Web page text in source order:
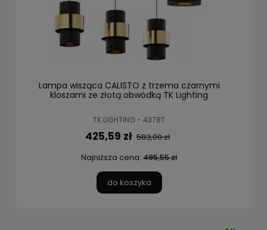
Lampa wisząca CALISTO z trzema czarnymi
kloszami ze złotą obwódką TK Lighting
TK LIGHTING - 4378T
425,59 zł 583,00 zł
Najniższa cena: 495,55 zł
do koszyka